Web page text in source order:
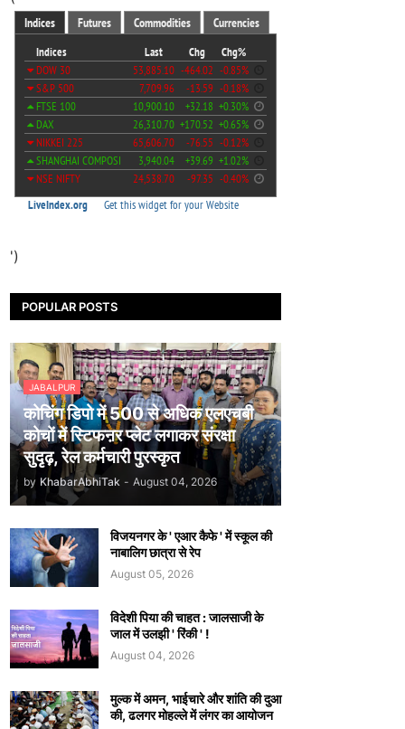
')
POPULAR POSTS
JABALPUR
कोचिंग डिपो में 500 से अधिक एलएचबी
कोचों में स्टिफऩर प्लेट लगाकर संरक्षा
सुदृढ़, रेल कर्मचारी पुरस्कृत
by KhabarAbhiTak - August 04, 2026
विजयनगर के ' एआर कैफे ' में स्कूल की
नाबालिग छात्रा से रेप
August 05, 2026
विदेशी पिया की चाहत : जालसाजी के
जाल में उलझी ' रिंकी ' !
August 04, 2026
मुल्क में अमन, भाईचारे और शांति की दुआ
की, ढलगर मोहल्ले में लंगर का आयोजन